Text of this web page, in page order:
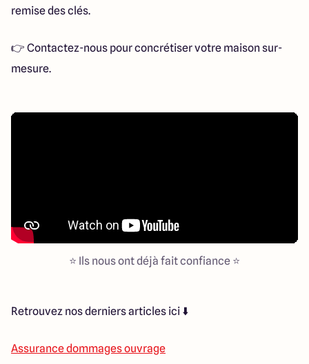
remise des clés.
👉 Contactez-nous pour concrétiser votre maison sur-
mesure.
⭐ Ils nous ont déjà fait confiance ⭐
Retrouvez nos derniers articles ici ⬇️
Assurance dommages ouvrage